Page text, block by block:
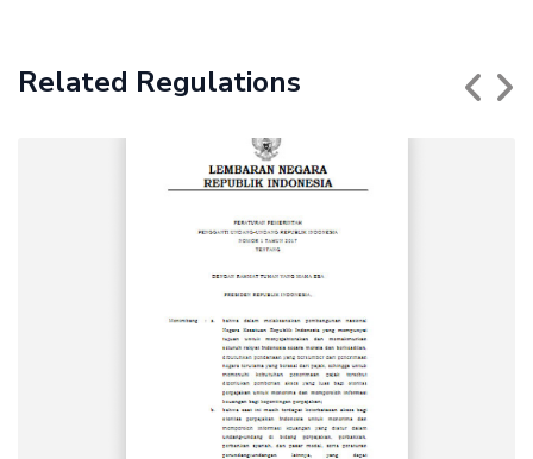
Related Regulations